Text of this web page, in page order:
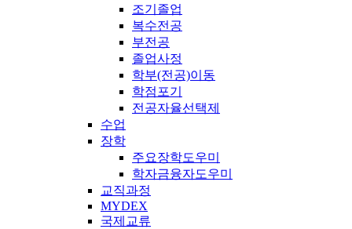
조기졸업
복수전공
부전공
졸업사정
학부(전공)이동
학점포기
전공자율선택제
수업
장학
주요장학도우미
학자금융자도우미
교직과정
MYDEX
국제교류